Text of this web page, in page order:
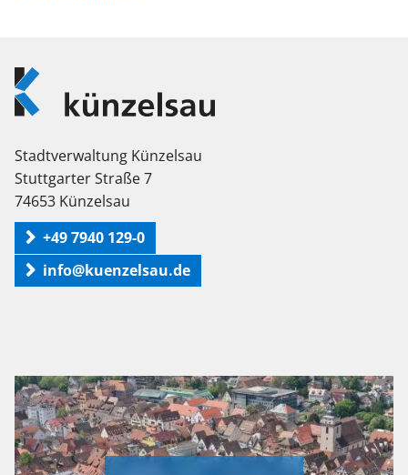
Logo
Künzelsau
Stadtverwaltung Künzelsau
Stuttgarter Straße 7
74653 Künzelsau
+49 7940 129-0
info@kuenzelsau.de